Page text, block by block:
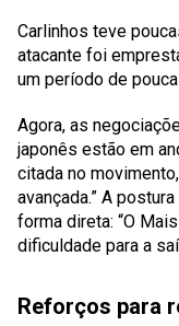
Carlinhos teve
atacante foi
um período de
Agora, as
japonês estão em
citada no
avançada.” A
forma direta: “O
dificuldade para a
Reforços para